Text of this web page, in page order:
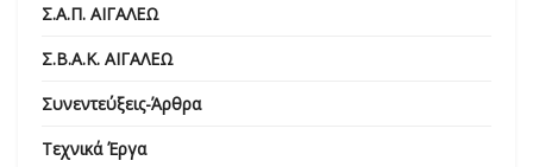
Σ.Α.Π. ΑΙΓΑΛΕΩ
Σ.Β.Α.Κ. ΑΙΓΑΛΕΩ
Συνεντεύξεις-Άρθρα
Τεχνικά Έργα